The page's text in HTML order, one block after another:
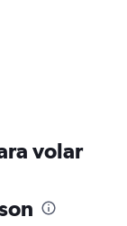
volar